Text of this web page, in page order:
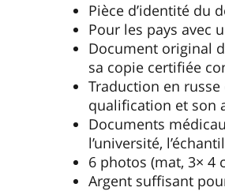
Pièce d’identité du
Pour les pays avec
Document original
sa copie certifiée
Traduction en russe
qualification et son
Documents
l’université,
6 photos (mat, 3× 4
Argent suffisant